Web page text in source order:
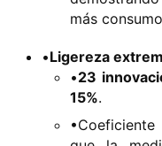
más
•​​Ligereza
•​​23
15%​​.
•Coeficiente